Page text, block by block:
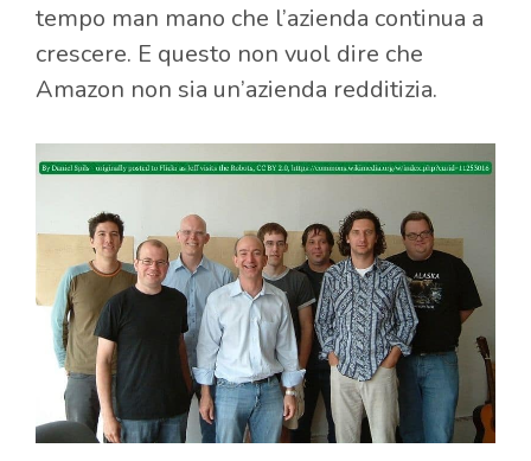
tempo man mano che l’azienda continua a
crescere. E questo non vuol dire che
Amazon non sia un’azienda redditizia.